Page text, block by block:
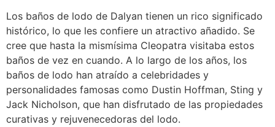
Los baños de lodo de Dalyan tienen un rico significado
histórico, lo que les confiere un atractivo añadido. Se
cree que hasta la mismísima Cleopatra visitaba estos
baños de vez en cuando. A lo largo de los años, los
baños de lodo han atraído a celebridades y
personalidades famosas como Dustin Hoffman, Sting y
Jack Nicholson, que han disfrutado de las propiedades
curativas y rejuvenecedoras del lodo.